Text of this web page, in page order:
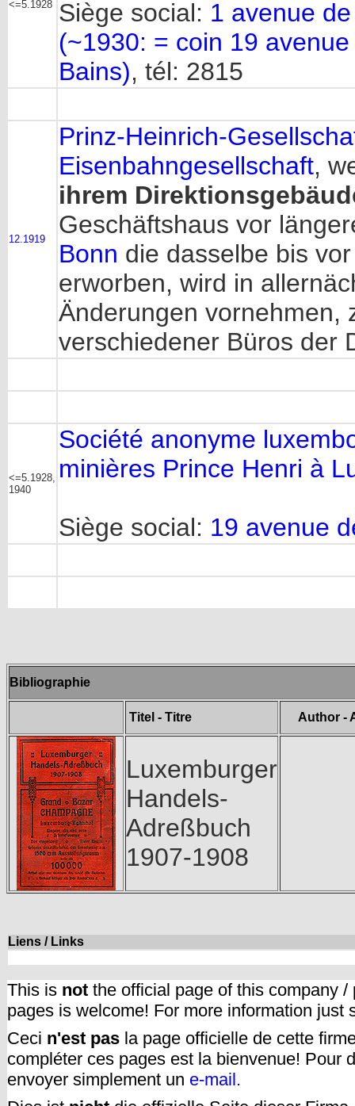
<=5.1928 Siège social: 1 avenue
(~1930: = coin 19
Bains), tél: 2815
12.1919
Prinz-Heinrich-
Eisenbahngesellschaft,
ihrem
Geschäftshaus vor
Bonn die dasselbe bis
erworben, wird in
Änderungen vornehmen,
verschiedener Büros der
<=5.1928,
1940
Société anonyme
minières Prince Henri à
Siège social: 19 avenue
Bibliographie
Titel - Titre Author -
Luxemburger
Handels-
Adreßbuch
1907-1908
Liens / Links
This is not the official page of this company
pages is welcome! For more information just
Ceci n'est pas la page officielle de cette
compléter ces pages est la bienvenue! Pour
envoyer simplement un e-mail.